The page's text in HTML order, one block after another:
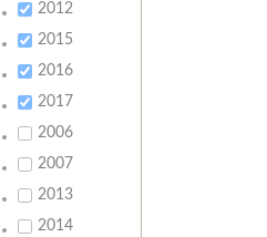
2012
2015
2016
2017
2006
2007
2013
2014